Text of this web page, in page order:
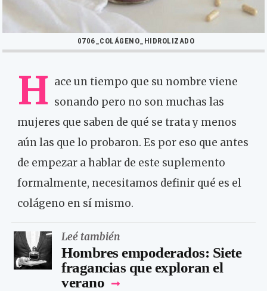
0706_COLÁGENO_HIDROLIZADO
H ace un tiempo que su nombre viene
sonando pero no son muchas las
mujeres que saben de qué se trata y menos
aún las que lo probaron. Es por eso que antes
de empezar a hablar de este suplemento
formalmente, necesitamos definir qué es el
colágeno en sí mismo.
Leé también
Hombres empoderados: Siete
fragancias que exploran el
verano